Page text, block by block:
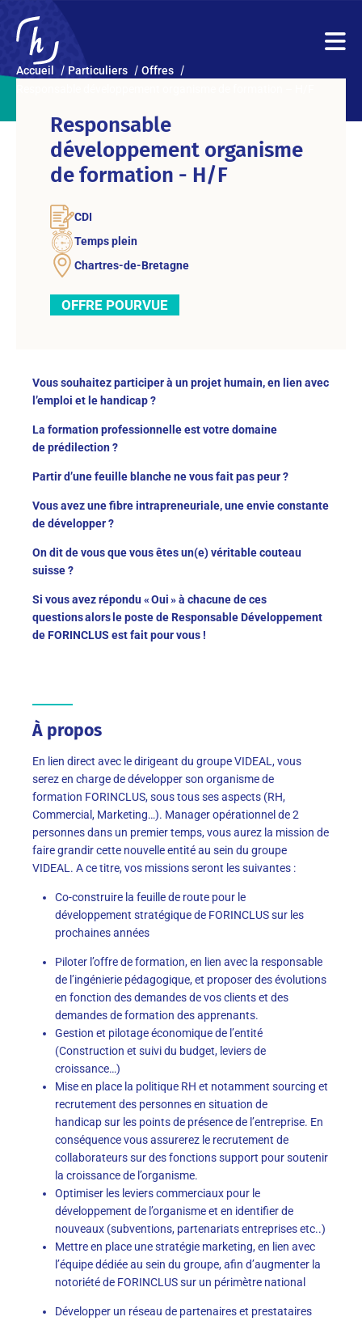
Accueil Particuliers
Offres
Responsable
développement organisme
de formation - H/F
CDI
Temps plein
Chartres-de-Bretagne
OFFRE POURVUE
Vous souhaitez participer à un projet humain, en lien avec
l’emploi et le handicap ?
La formation professionnelle est votre domaine
de prédilection ?
Partir d’une feuille blanche ne vous fait pas peur ?
Vous avez une fibre intrapreneuriale, une envie constante
de développer ?
On dit de vous que vous êtes un(e) véritable couteau
suisse ?
Si vous avez répondu « Oui » à chacune de ces
questions alors le poste de Responsable Développement
de FORINCLUS est fait pour vous !
À propos
En lien direct avec le dirigeant du groupe VIDEAL , vous
serez en charge de développerson organisme de
formation FORINCLUS, sous tous ses aspects (RH,
Commercial, Marketing…). Manager opérationnel de 2
personnes dans un premier temps, vousaurez la mission de
faire grandir cette nouvelle entitéau sein du groupe
VIDEAL. A ce titre, vos missions seront les suivantes :
Co-construire la feuille de route pour le
développement stratégiquede FORINCLUSsur les
prochaines années
Piloter l’offre de formation, en lien avec la responsable
de l’ingénierie pédagogique, et proposer des évolutions
en fonction des demandes de vos clientset des
demandes de formation desapprenants.
Gestion et pilotage économique de l’entité
(Construction et suivi du budget, leviers de
croissance…)
Miseen place la politique RH et notamment sourcing et
recrutement des personnes en situation de
handicapsur les points de présence de l’entreprise. En
conséquence vous assurerez le recrutement de
collaborateurs sur des fonctions support pour soutenir
la croissance de l’organisme.
Optimiser les leviers commerciaux pour le
développement de l’organisme et en identifier de
nouveaux (subventions, partenariats entreprisesetc..)
Mettre en place une stratégie marketing, en lien avec
l’équipe dédiée au sein du groupe, afin d’augmenter la
notoriété de FORINCLUS sur un périmètre national
Développer un réseau de partenaires et prestataires